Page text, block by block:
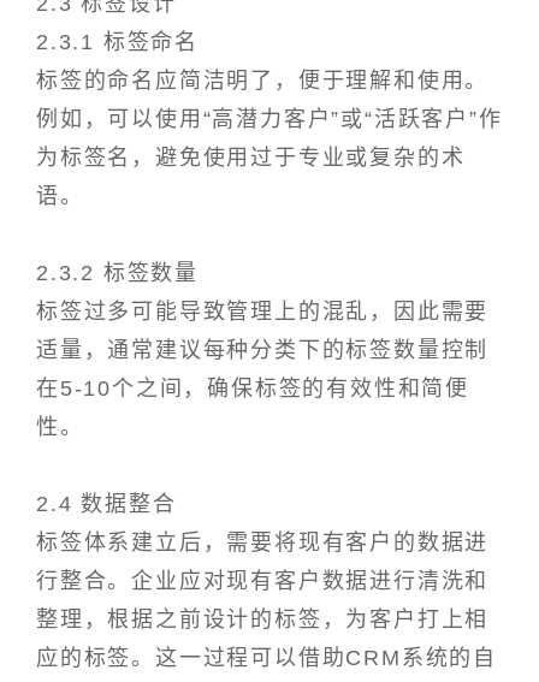
2.3.1 标签命名
标签的命名应简洁明了，便于理解和使用。
例如，可以使用“高潜力客户”或“活跃客户”作
为标签名，避免使用过于专业或复杂的术
语。
2.3.2 标签数量
标签过多可能导致管理上的混乱，因此需要
适量，通常建议每种分类下的标签数量控制
在5-10个之间，确保标签的有效性和简便
性。
2.4 数据整合
标签体系建立后，需要将现有客户的数据进
行整合。企业应对现有客户数据进行清洗和
整理，根据之前设计的标签，为客户打上相
应的标签。这一过程可以借助CRM系统的自